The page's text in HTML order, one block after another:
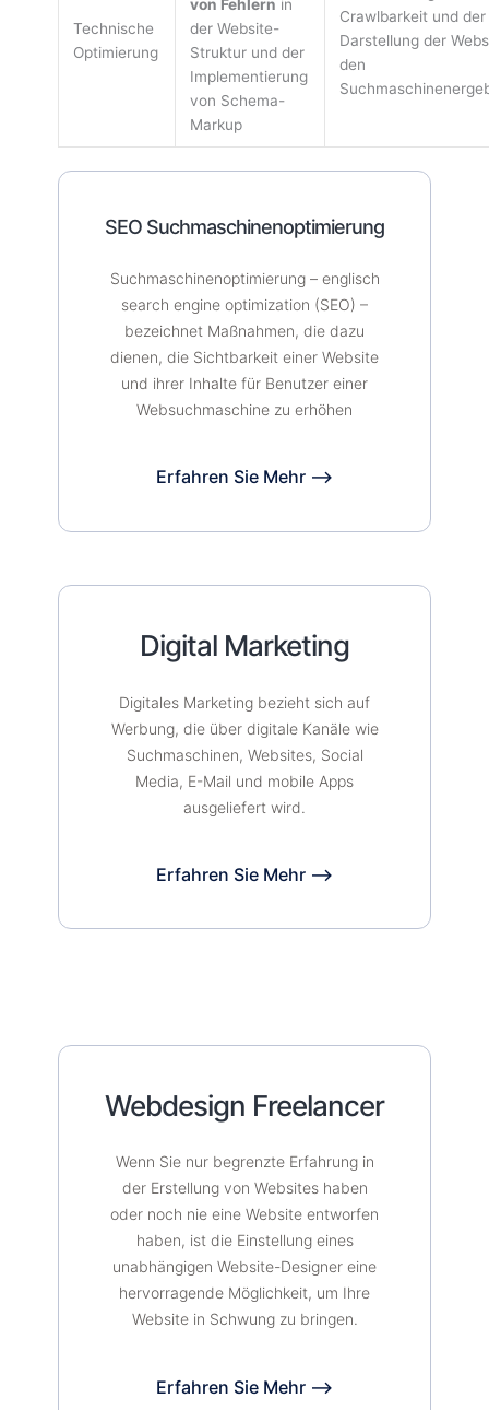
Technische
Optimierung
von Fehlern in
der Website-
Struktur und der
Implementierung
von Schema-
Markup
Crawlbarkeit und der
Darstellung der
den
SEO Suchmaschinenoptimierung
Suchmaschinenoptimierung – englisch
search engine optimization (SEO) –
bezeichnet Maßnahmen, die dazu
dienen, die Sichtbarkeit einer Website
und ihrer Inhalte für Benutzer einer
Websuchmaschine zu erhöhen
Erfahren Sie Mehr ⟶
Digital Marketing
Digitales Marketing bezieht sich auf
Werbung, die über digitale Kanäle wie
Suchmaschinen, Websites, Social
Media, E-Mail und mobile Apps
ausgeliefert wird.
Erfahren Sie Mehr ⟶
Webdesign Freelancer
Wenn Sie nur begrenzte Erfahrung in
der Erstellung von Websites haben
oder noch nie eine Website entworfen
haben, ist die Einstellung eines
unabhängigen Website-Designer eine
hervorragende Möglichkeit, um Ihre
Website in Schwung zu bringen.
Erfahren Sie Mehr ⟶